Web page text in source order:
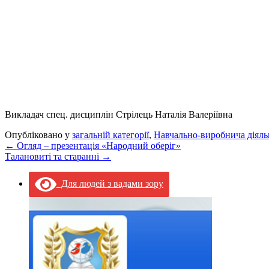
Викладач спец. дисциплін Стрілець Наталія Валеріївна
Опубліковано у загальній категорії, Навчально-виробнича
← Огляд – презентація «Народний оберіг»
Талановиті та старанні →
Для людей з вадами зору